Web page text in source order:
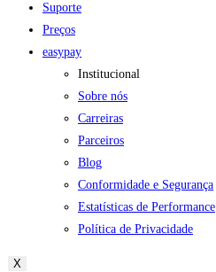
Suporte
Preços
easypay
Institucional
Sobre nós
Carreiras
Parceiros
Blog
Conformidade e Segurança
Estatísticas de Performance
Política de Privacidade
X